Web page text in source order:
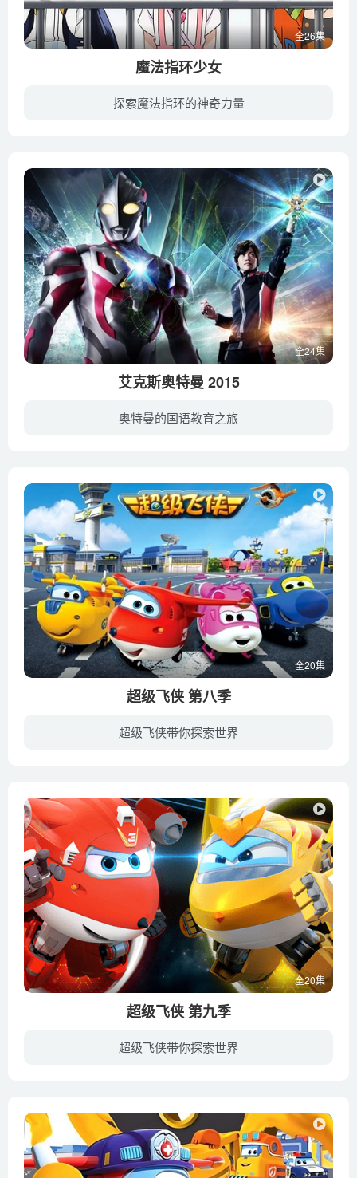
全26集
魔法指环少女
探索魔法指环的神奇力量
全24集
艾克斯奥特曼 2015
奥特曼的国语教育之旅
全20集
超级飞侠 第八季
超级飞侠带你探索世界
全20集
超级飞侠 第九季
超级飞侠带你探索世界